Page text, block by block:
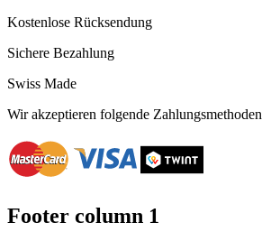
Kostenlose Rücksendung
Sichere Bezahlung
Swiss Made
Wir akzeptieren folgende Zahlungsmethoden
Footer column 1